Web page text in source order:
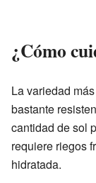
¿Cómo
La variedad
bastante
cantidad de sol
requiere riegos
hidratada.